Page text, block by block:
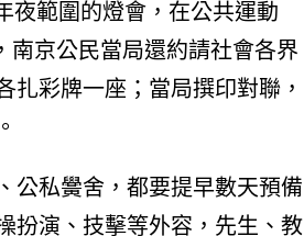
夜範圍的燈會，在公共運動
南京公民當局還約請社會各界
彩牌一座；當局撰印對聯，
公私黌舍，都要提早數天預備
扮演、技擊等外容，先生、教